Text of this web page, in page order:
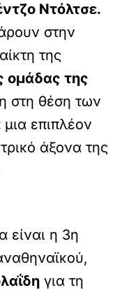
Ντόλτσε.
στην
της
ομάδας της
στη θέση των
επιπλέον
άξονα της
είναι η 3η
για τη